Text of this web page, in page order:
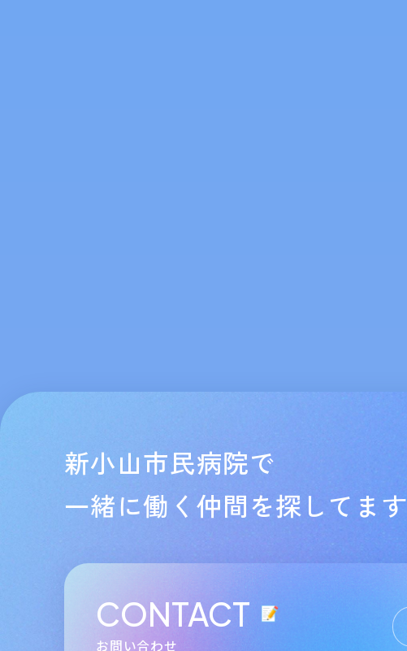
新小山市民病院で
一緒に働く仲間を探してます
CONTACT
お問い合わせ